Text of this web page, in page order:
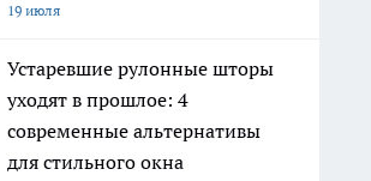
19 июля
Устаревшие рулонные шторы
уходят в прошлое: 4
современные альтернативы
для стильного окна